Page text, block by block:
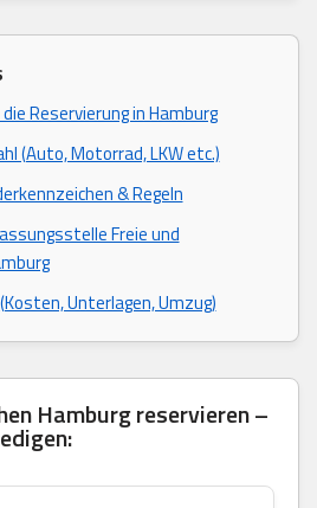
Reservierung in Hamburg
(Auto, Motorrad, LKW etc.)
& Regeln
Freie und
Unterlagen, Umzug)
Hamburg reservieren –